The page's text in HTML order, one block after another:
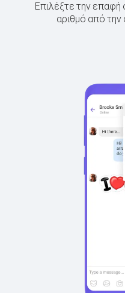
Επιλέξτε την επαφή
αριθμό από